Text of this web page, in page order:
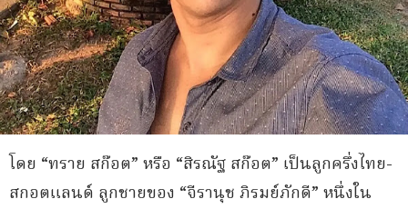
โดย “ทราย สก๊อต” หรือ “สิรณัฐ สก๊อต” เป็นลูกครึ่งไทย-
สกอตแลนด์ ลูกชายของ “จีรานุช ภิรมย์ภักดี” หนึ่งใน